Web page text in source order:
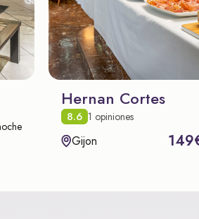
Hernan Cortes
8.6 1 opiniones
Gijon